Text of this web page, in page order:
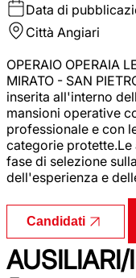
Data di
Città Angiari
OPERAIO OPERAIA
MIRATO - SAN
inserita all'interno
mansioni operative
professionale e con
categorie
fase di selezione
dell'esperienza e
Candidati